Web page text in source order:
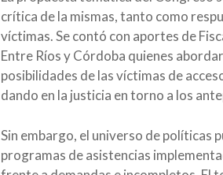
crítica de la mismas, tanto como
víctimas. Se contó con aportes de
Entre Ríos y Córdoba quienes
posibilidades de las víctimas de
dando en la justicia en torno a los
Sin embargo, el universo de políticas
programas de asistencias